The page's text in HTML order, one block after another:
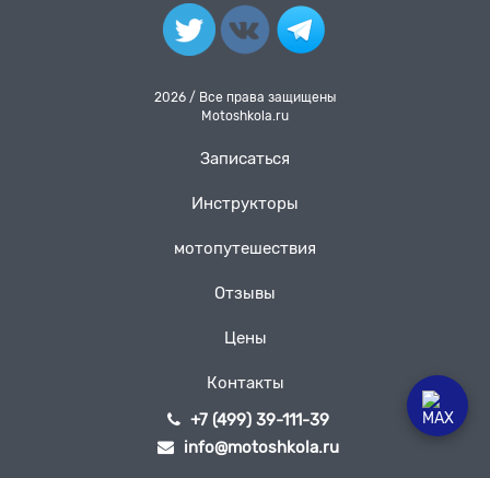
2026 / Все права защищены
Motoshkola.ru
Записаться
Инструкторы
мотопутешествия
Отзывы
Цены
Контакты
+7 (499) 39-111-39
info@motoshkola.ru